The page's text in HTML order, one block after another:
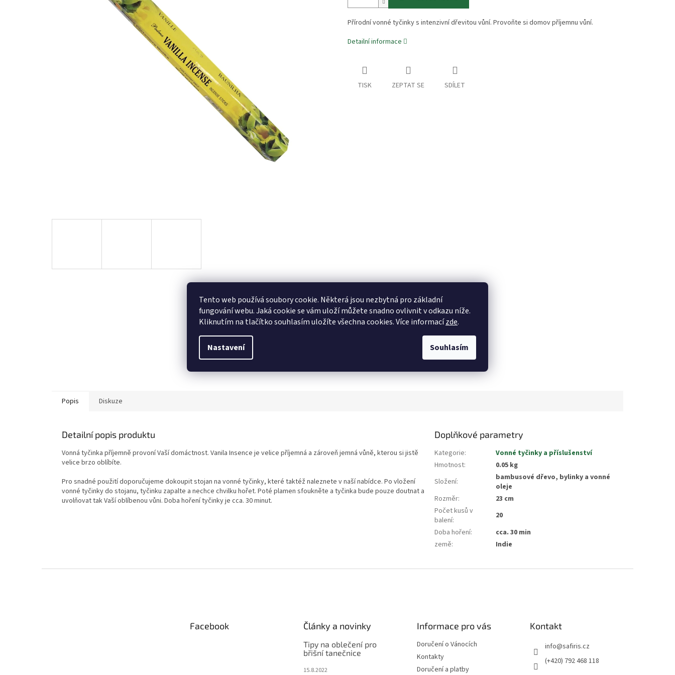
Tento web používá soubory cookie. Některá jsou nezbytná pro základní
fungování webu. Jaká cookie se vám uloží můžete snadno ovlivnit v odkazu níže.
Kliknutím na tlačítko souhlasím uložíte všechna cookies. Více informacízde.
Nastavení Souhlasím
Přírodní vonné tyčinky s intenzivní dřevitou vůní. Provoňte si domov příjemnu vůní.
Detailní informace
TISK ZEPTAT SE SDÍLET
Popis Diskuze
Detailní popis produktu
Vonná tyčinka příjemně provoní Vaší domáctnost. Vanila Insence je velice příjemná a zároveň jemná vůně, kterou si jistě
velice brzo oblíbíte.
Pro snadné použití doporučujeme dokoupit stojan na vonné tyčinky, které taktéž naleznete v naší nabídce. Po vložení
vonné tyčinky do stojanu, tyčinku zapalte a nechce chvilku hořet. Poté plamen sfoukněte a tyčinka bude pouze doutnat a
uvolňovat tak Vaší oblíbenou vůni. Doba hoření tyčinky je cca. 30 minut.
Doplňkové parametry
Kategorie:
Vonné tyčinky a příslušenství
Hmotnost:
0.05 kg
Složení:
bambusové dřevo, bylinky a vonné
oleje
Rozměr:
23 cm
Počet kusů v
balení:
20
Doba hoření:
cca. 30 min
země: Indie
Facebook Články a novinky
Tipy na oblečení pro
břišní tanečnice
15.8.2022
Informace pro vás
Doručení o Vánocích
Kontakty
Doručení a platby
Kontakt
info@safiris.cz
(+420) 792 468 118